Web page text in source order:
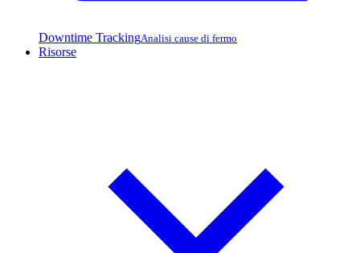
Downtime TrackingAnalisi cause di fermo
Risorse